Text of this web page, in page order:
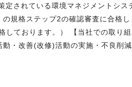
定されている環境マネジメントシス
規格ステップ2の確認審査に合格し
しております。） 【当社での取り
・改善(改修)活動の実施・不良削